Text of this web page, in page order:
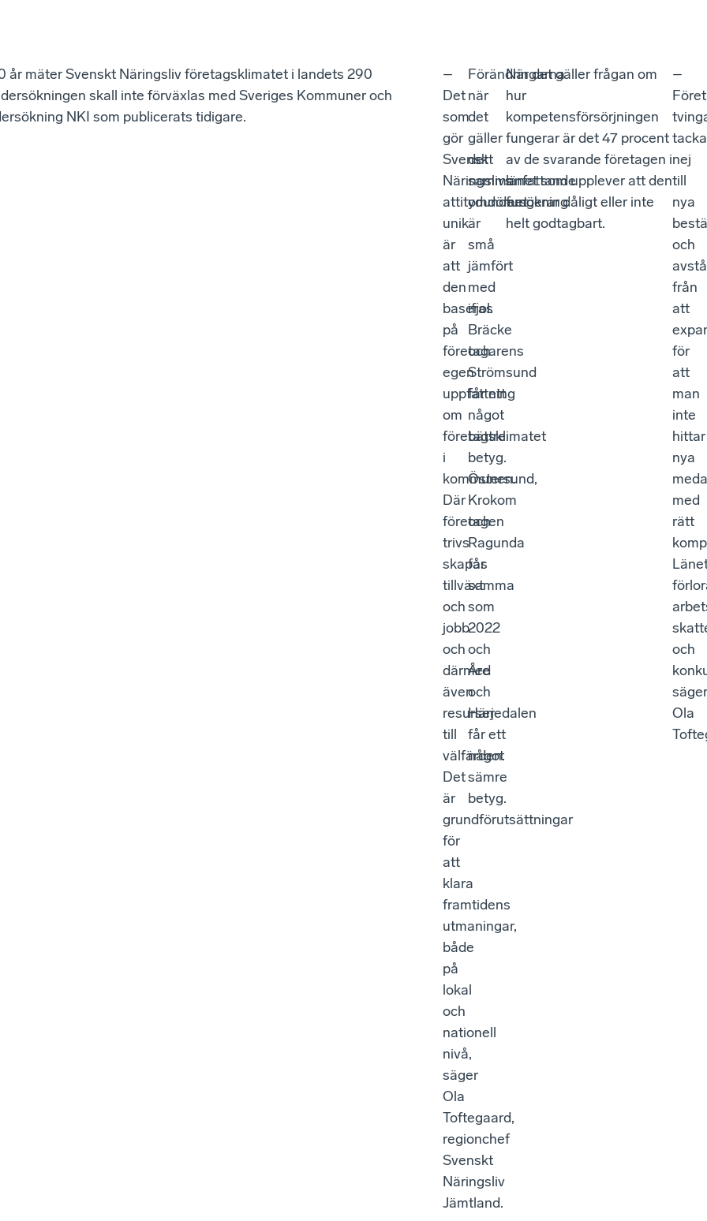
år mäter Svenskt Näringsliv företagsklimatet i landets 290
skall inte förväxlas med Sveriges Kommuner och
NKI som publicerats tidigare.
–
Det
som
gör
Svenskt
Näringslivs
attitydundersökning
unik
är
att
den
baseras
på
företagarens
egen
uppfattning
om
företagsklimatet
i
kommunen.
Där
företagen
trivs
skapas
tillväxt
och
jobb
och
därmed
även
resurser
till
välfärden.
Det
är
grundförutsättningar
för
att
klara
framtidens
utmaningar,
både
på
lokal
och
nationell
nivå,
säger
Ola
Toftegaard,
regionchef
Svenskt
Näringsliv
Jämtland.
Förändringarna
när
det
gäller
det
sammanfattande
omdömet
är
små
jämfört
med
ifjol.
Bräcke
och
Strömsund
får ett
något
bättre
betyg.
Östersund,
Krokom
och
Ragunda
får
samma
som
2022
och
Åre
och
Härjedalen
får ett
något
sämre
betyg.
När det gäller frågan om
hur
kompetensförsörjningen
fungerar är det 47 procent
av de svarande företagen i
länet som upplever att den
fungerar dåligt eller inte
helt godtagbart.
–
tacka
nej
till
nya
och
avstå
från
att
för
att
man
inte
hittar
nya
med
rätt
och
säger
Ola